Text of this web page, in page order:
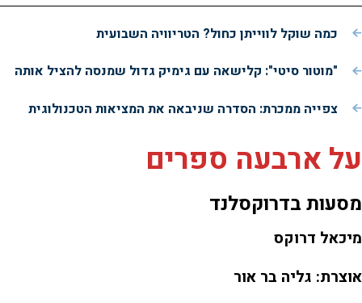
כמה שוקל לווייתן כחול? הטריוויה השבועית
"מוטור סיטי": קלישאה עם גימיק גדול שמנסה להציל אותה
צפייה ממכרת: הסדרה שניבאה את המציאות הטכנולוגית
על ארבעה ספרים
מסעות בדרוקסלנד
מיכאל דרוקס
אוצרת: גליה בר אור